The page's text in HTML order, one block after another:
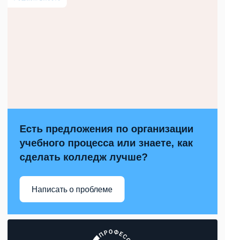
Есть предложения по организации
учебного процесса или знаете, как
сделать колледж лучше?
Написать о проблеме